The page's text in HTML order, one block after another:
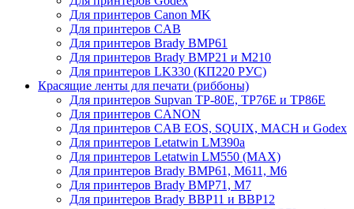
Для принтеров Canon MK
Для принтеров CAB
Для принтеров Brady BMP61
Для принтеров Brady BMP21 и M210
Для принтеров LK330 (КП220 РУС)
Красящие ленты для печати (риббоны)
Для принтеров Supvan TP-80E, TP76E и TP86E
Для принтеров CANON
Для принтеров CAB EOS, SQUIX, MACH и Godex
Для принтеров Letatwin LM390a
Для принтеров Letatwin LM550 (MAX)
Для принтеров Brady BMP61, M611, M6
Для принтеров Brady BMP71, M7
Для принтеров Brady BBP11 и BBP12